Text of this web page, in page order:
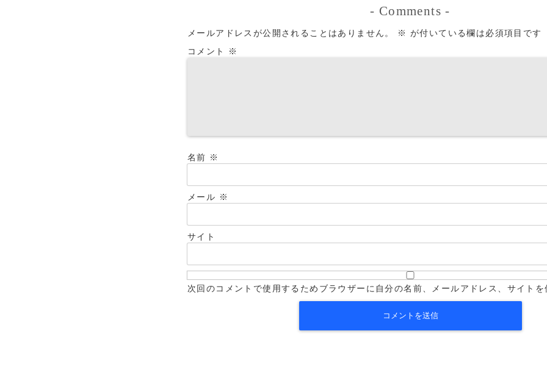
- Comments -
メールアドレスが公開されることはありません。 ※ が付いている欄は必須項目です
コメント
※
名前 ※
メール ※
サイト
次回のコメントで使用するためブラウザーに自分の名前、メールアドレス、サイトを